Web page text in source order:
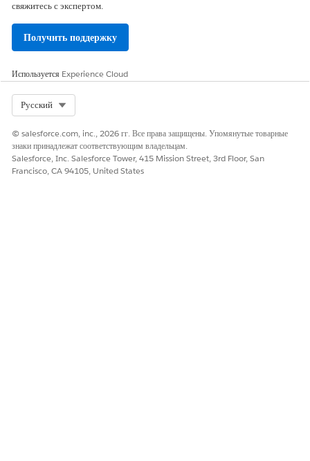
свяжитесь с экспертом.
Получить поддержку
Используется Experience Cloud
Русский
© salesforce.com, inc., 2026 гг. Все права защищены. Упомянутые товарные
знаки принадлежат соответствующим владельцам.
Salesforce, Inc. Salesforce Tower, 415 Mission Street, 3rd Floor, San
Francisco, CA 94105, United States